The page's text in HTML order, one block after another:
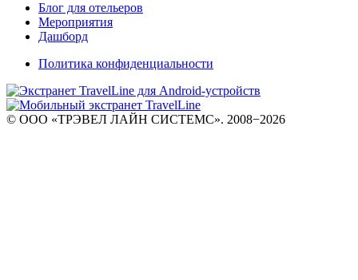
Блог для отельеров
Мероприятия
Дашборд
Политика конфиденциальности
© ООО «ТРЭВЕЛ ЛАЙН СИСТЕМС». 2008−2026